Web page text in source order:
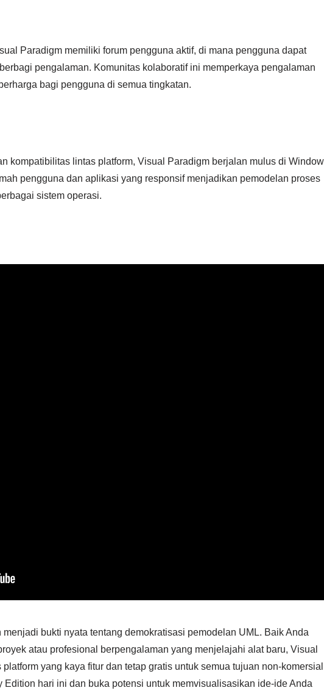
Paradigm memiliki forum pengguna aktif, di mana pengguna dapat
pengalaman. Komunitas kolaboratif ini memperkaya pengalaman
bagi pengguna di semua tingkatan.
kompatibilitas lintas platform, Visual Paradigm berjalan mulus di
pengguna dan aplikasi yang responsif menjadikan pemodelan proses
sistem operasi.
bukti nyata tentang demokratisasi pemodelan UML. Baik Anda
atau profesional berpengalaman yang menjelajahi alat baru, Visual
yang kaya fitur dan tetap gratis untuk semua tujuan non-
hari ini dan buka potensi untuk memvisualisasikan ide-ide Anda